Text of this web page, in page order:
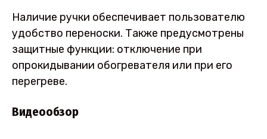
Наличие ручки обеспечивает пользователю
удобство переноски. Также предусмотрены
защитные функции: отключение при
опрокидывании обогревателя или при его
перегреве.
Видеообзор